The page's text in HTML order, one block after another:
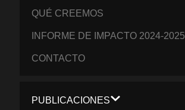
QUÉ CREEMOS
INFORME DE IMPACTO 2024-2025
CONTACTO
PUBLICACIONES